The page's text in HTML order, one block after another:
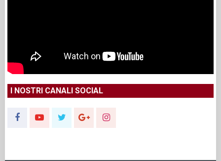
I NOSTRI CANALI SOCIAL